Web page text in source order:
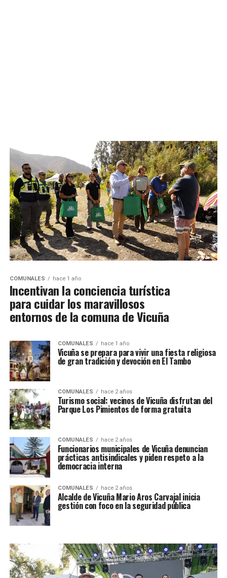
COMUNALES hace 1 año
Incentivan la conciencia turística
para cuidar los maravillosos
entornos de la comuna de Vicuña
COMUNALES hace 1 año
Vicuña se prepara para vivir una fiesta religiosa
de gran tradición y devoción en El Tambo
COMUNALES hace 2 años
Turismo social: vecinos de Vicuña disfrutan del
Parque Los Pimientos de forma gratuita
COMUNALES hace 2 años
Funcionarios municipales de Vicuña denuncian
prácticas antisindicales y piden respeto a la
democracia interna
COMUNALES hace 2 años
Alcalde de Vicuña Mario Aros Carvajal inicia
gestión con foco en la seguridad pública